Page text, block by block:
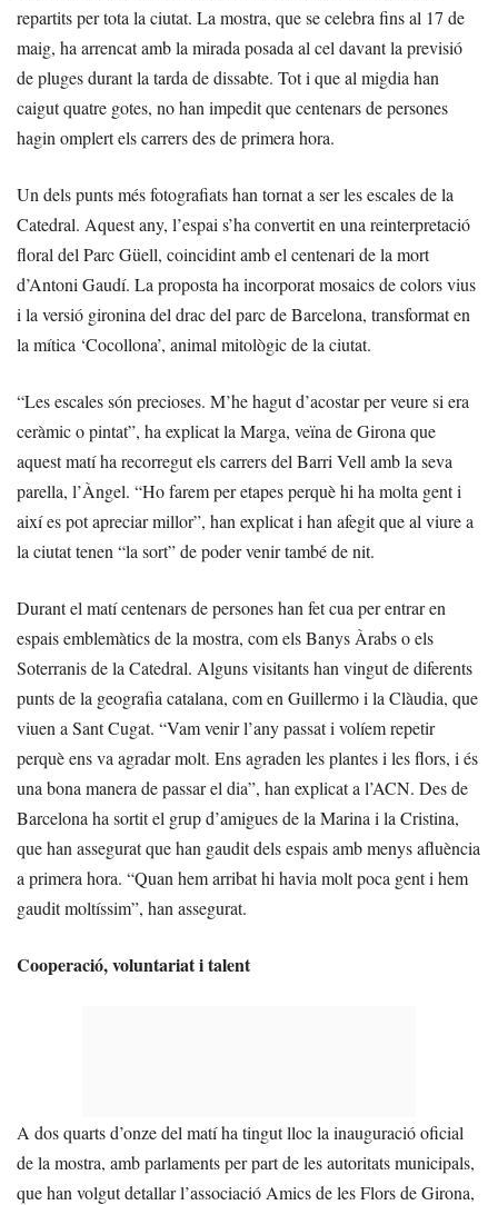
repartits per tota la ciutat. La mostra, que se celebra fins al 17 de
maig, ha arrencat amb la mirada posada al cel davant la previsió
de pluges durant la tarda de dissabte. Tot i que al migdia han
caigut quatre gotes, no han impedit que centenars de persones
hagin omplert els carrers des de primera hora.
Un dels punts més fotografiats han tornat a ser les escales de la
Catedral. Aquest any, l’espai s’ha convertit en una reinterpretació
floral del Parc Güell, coincidint amb el centenari de la mort
d’Antoni Gaudí. La proposta ha incorporat mosaics de colors vius
i la versió gironina del drac del parc de Barcelona, transformat en
la mítica ‘Cocollona’, animal mitològic de la ciutat.
“Les escales són precioses. M’he hagut d’acostar per veure si era
ceràmic o pintat”, ha explicat la Marga, veïna de Girona que
aquest matí ha recorregut els carrers del Barri Vell amb la seva
parella, l’Àngel. “Ho farem per etapes perquè hi ha molta gent i
així es pot apreciar millor”, han explicat i han afegit que al viure a
la ciutat tenen “la sort” de poder venir també de nit.
Durant el matí centenars de persones han fet cua per entrar en
espais emblemàtics de la mostra, com els Banys Àrabs o els
Soterranis de la Catedral. Alguns visitants han vingut de diferents
punts de la geografia catalana, com en Guillermo i la Clàudia, que
viuen a Sant Cugat. “Vam venir l’any passat i volíem repetir
perquè ens va agradar molt. Ens agraden les plantes i les flors, i és
una bona manera de passar el dia”, han explicat a l’ACN. Des de
Barcelona ha sortit el grup d’amigues de la Marina i la Cristina,
que han assegurat que han gaudit dels espais amb menys afluència
a primera hora. “Quan hem arribat hi havia molt poca gent i hem
gaudit moltíssim”, han assegurat.
Cooperació, voluntariat i talent
A dos quarts d’onze del matí ha tingut lloc la inauguració oficial
de la mostra, amb parlaments per part de les autoritats municipals,
que han volgut detallar l’associació Amics de les Flors de Girona,